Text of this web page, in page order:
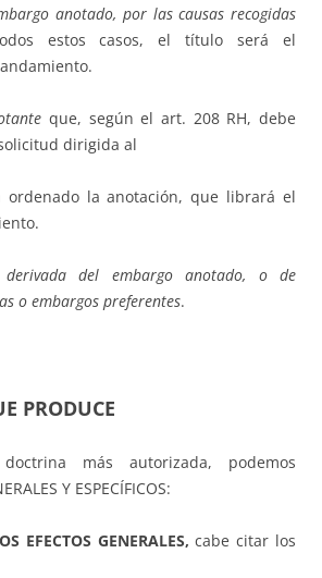
anotado, por las causas recogidas
estos casos, el título será el
que, según el art. 208 RH, debe
dirigida al
ordenado la anotación, que librará el
del embargo anotado, o de
o embargos preferentes.
PRODUCE
más autorizada, podemos
Y ESPECÍFICOS:
EFECTOS GENERALES,cabe citar los